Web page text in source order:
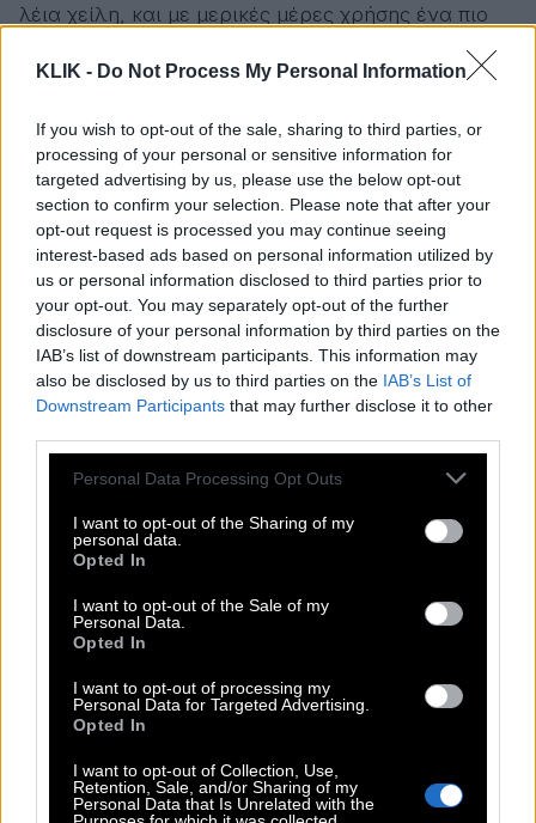
KLIK - Do Not Process My Personal Information
If you wish to opt-out of the sale, sharing to third parties, or
processing of your personal or sensitive information for
targeted advertising by us, please use the below opt-out
section to confirm your selection. Please note that after your
opt-out request is processed you may continue seeing
interest-based ads based on personal information utilized by
us or personal information disclosed to third parties prior to
your opt-out. You may separately opt-out of the further
disclosure of your personal information by third parties on the
IAB’s list of downstream participants. This information may
also be disclosed by us to third parties on the IAB’s List of
Downstream Participants that may further disclose it to other
Please note that this website/app uses one or more Google
not limited to your visit or usage behaviour. You may click to
grant or deny consent to Google and its third-party tags to
use your data for below specified purposes in below Google
consent section.
Personal Data Processing Opt Outs
I want to opt-out of the Sharing of my
personal data.
Opted In
I want to opt-out of the Sale of my
Personal Data.
Opted In
I want to opt-out of processing my
Personal Data for Targeted Advertising.
Opted In
I want to opt-out of Collection, Use,
Retention, Sale, and/or Sharing of my
Personal Data that Is Unrelated with the
λέια χείλη, και με μερικές μέρες χρήσης ένα πιο
Credit: Exist
Πέρα από τη φόρμουλα, έχει ενδιαφέρον και το
design των lip balms, αφου οι συσκευασίες τους